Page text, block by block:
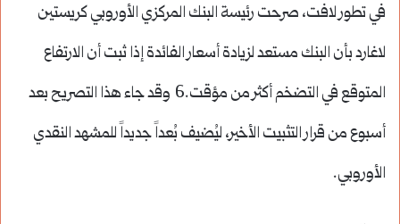
في تطور لافت، صرحت رئيسة البنك المركزي الأوروبي كريستين
لاغارد بأن البنك مستعد لزيادة أسعار الفائدة إذا ثبت أن الارتفاع
المتوقع في التضخم أكثر من مؤقت.6 وقد جاء هذا التصريح بعد
أسبوع من قرار التثبيت الأخير، ليُضيف بُعداً جديداً للمشهد النقدي
الأوروبي.